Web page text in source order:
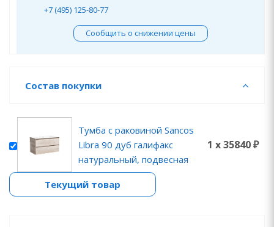
+7 (495) 125-80-77
Сообщить о снижении цены
Состав покупки
Тумба с раковиной Sancos
Libra 90 дуб галифакс
натуральный, подвесная
1 x 35840 ₽
Текущий товар